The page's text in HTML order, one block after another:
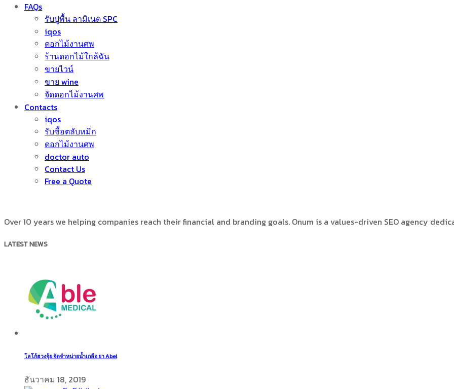
FAQs
รับปูพื้น ลามิเนต SPC
iqos
ดอกไม้งานศพ
ร้านดอกไม้ใกล้ฉัน
ขายไวน์
ขาย wine
จัดดอกไม้งานศพ
Contacts
iqos
รับซื้อตลับหมึก
ดอกไม้งานศพ
doctor auto
Contact Us
Free a Quote
Over 10 years we helping companies reach their financial and branding goals. Onum is a values-driven SEO agency
LATEST NEWS
โลโก้ฮวงจุ้ย จัดจำหน่ายน้ำเกลือ ยา Abel
ธันวาคม 18, 2019